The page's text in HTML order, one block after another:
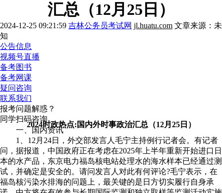
汇总（12月25日）
2024-12-25 09:21:59 吉林公务员考试网 jl.huatu.com 文章来源：未
知
公告信息
视频号直播
备考图书
备考网课
疑问咨询
联系我们
报考问题解惑？
同学扫码咨询
2024时政热点:国内外时事政治汇总（12月25日）
一、国内资讯
1、12月24日，外交部发言人毛宁主持例行记者会。有记者
问，据报道，中国政府正在考虑在2025年上半年重新开始进口日
本的水产品，东京电力福岛核电站处理水的海水样本已经通过测
试，并确定是安全的。请问发言人对此有何评论?毛宁表示，在
福岛核污染水排海的问题上，最关键的是日方切实履行自身承